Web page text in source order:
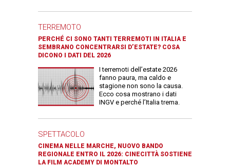
TERREMOTO
PERCHÉ CI SONO TANTI TERREMOTI IN ITALIA E
SEMBRANO CONCENTRARSI D’ESTATE? COSA
DICONO I DATI DEL 2026
I terremoti dell’estate 2026
fanno paura, ma caldo e
stagione non sono la causa.
Ecco cosa mostrano i dati
INGV e perché l’Italia trema.
SPETTACOLO
CINEMA NELLE MARCHE, NUOVO BANDO
REGIONALE ENTRO IL 2026: CINECITTÀ SOSTIENE
LA FILM ACADEMY DI MONTALTO